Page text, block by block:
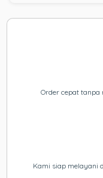
Order cepat
Kami siap melayani